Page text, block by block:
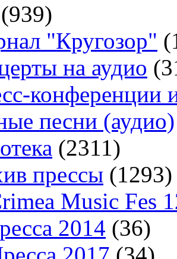
(939)
"Кругозор"
на аудио
конференции
песни (аудио)
(2311)
прессы (1293)
Music Fes
2014 (36)